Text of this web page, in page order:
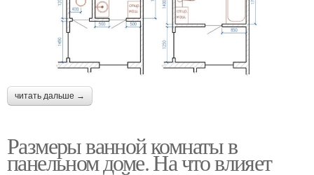
читать дальше →
Размеры ванной комнаты в
панельном доме. На что влияет